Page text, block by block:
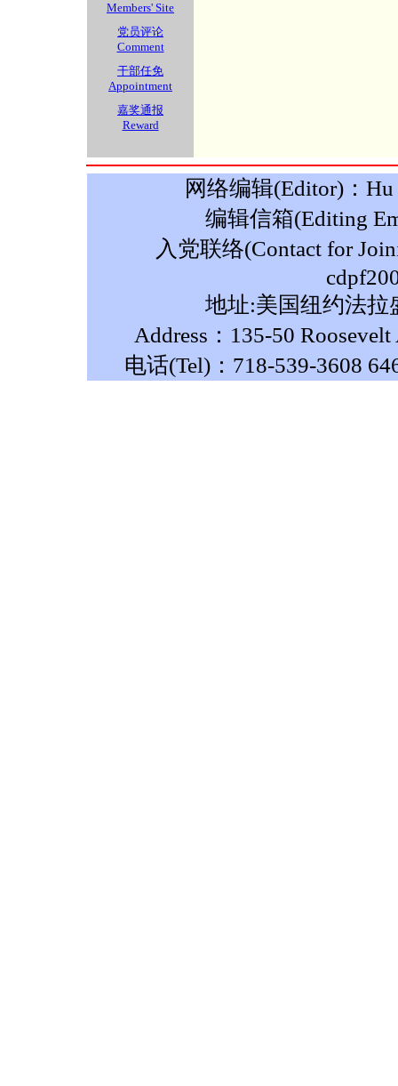
Members' Site
党员评论
Comment
干部任免
Appointment
嘉奖通报
Reward
网络编辑(Editor)：
编辑信箱(Editing
入党联络(Contact for
地址:美国纽约法拉
Address：135-50
电话(Tel)：718-539-3608